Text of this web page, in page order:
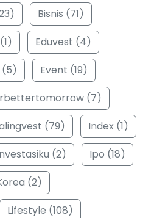
Bisnis (71)
Eduvest (4)
(5)
Event (19)
(7)
(79)
Index (1)
(2)
Ipo (18)
(2)
Lifestyle (108)